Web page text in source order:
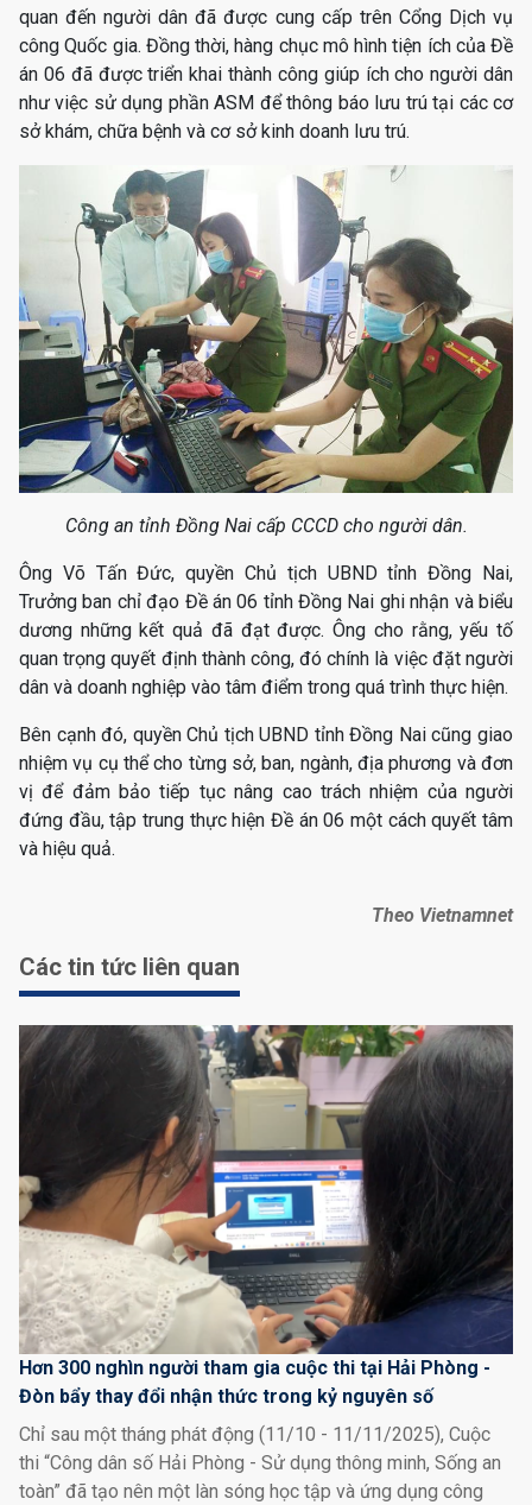
quan đến người dân đã được cung cấp trên Cổng Dịch vụ
công Quốc gia. Đồng thời, hàng chục mô hình tiện ích của Đề
án 06 đã được triển khai thành công giúp ích cho người dân
như việc sử dụng phần ASM để thông báo lưu trú tại các cơ
sở khám, chữa bệnh và cơ sở kinh doanh lưu trú.
Công an tỉnh Đồng Nai cấp CCCD cho người dân.
Ông Võ Tấn Đức, quyền Chủ tịch UBND tỉnh Đồng Nai,
Trưởng ban chỉ đạo Đề án 06 tỉnh Đồng Nai ghi nhận và biểu
dương những kết quả đã đạt được. Ông cho rằng, yếu tố
quan trọng quyết định thành công, đó chính là việc đặt người
dân và doanh nghiệp vào tâm điểm trong quá trình thực hiện.
Bên cạnh đó, quyền Chủ tịch UBND tỉnh Đồng Nai cũng giao
nhiệm vụ cụ thể cho từng sở, ban, ngành, địa phương và đơn
vị để đảm bảo tiếp tục nâng cao trách nhiệm của người
đứng đầu, tập trung thực hiện Đề án 06 một cách quyết tâm
và hiệu quả.
Theo Vietnamnet
Các tin tức liên quan
Hơn 300 nghìn người tham gia cuộc thi tại Hải Phòng -
Đòn bẩy thay đổi nhận thức trong kỷ nguyên số
Chỉ sau một tháng phát động (11/10 - 11/11/2025), Cuộc
thi “Công dân số Hải Phòng - Sử dụng thông minh, Sống an
toàn” đã tạo nên một làn sóng học tập và ứng dụng công